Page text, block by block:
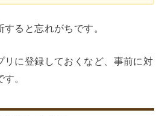
すると忘れがちです。
リに登録しておくなど、事前に対
。